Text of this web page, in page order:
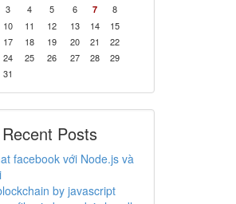
3 4 5 6 7
8
10 11 12 13 14
15
17 18 19 20 21
22
24 25 26 27 28
29
31
Recent Posts
facebook với Node.js và
by javascript